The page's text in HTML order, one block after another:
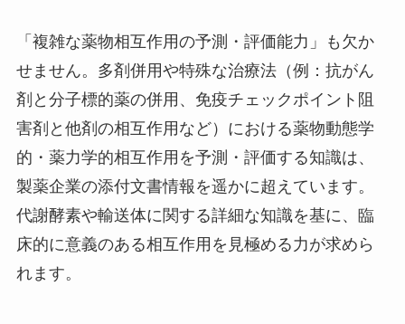
「複雑な薬物相互作用の予測・評価能力」も欠か
せません。多剤併用や特殊な治療法（例：抗がん
剤と分子標的薬の併用、免疫チェックポイント阻
害剤と他剤の相互作用など）における薬物動態学
的・薬力学的相互作用を予測・評価する知識は、
製薬企業の添付文書情報を遥かに超えています。
代謝酵素や輸送体に関する詳細な知識を基に、臨
床的に意義のある相互作用を見極める力が求めら
れます。